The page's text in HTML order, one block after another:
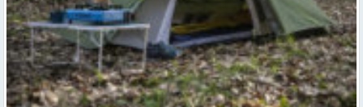
Kā izvēlēties izturīgu telti? Svarīgākie tehniskie parametri un
salīdzinājums